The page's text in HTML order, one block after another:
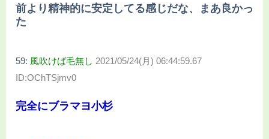
前より精神的に安定してる感じだな、まあ良かっ
た
59: 風吹けば毛無し 2021/05/24(月) 06:44:59.67
ID:OChTSjmv0
完全にブラマヨ小杉